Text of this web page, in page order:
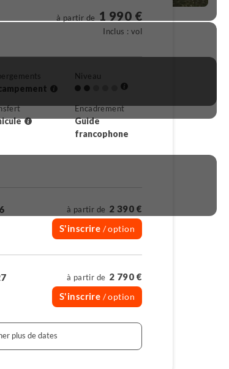
à partir de 1 990 €
Inclus : vol
Niveau
Encadrement
Guide
francophone
à partir de 2 390 €
S'inscrire / option
à partir de 2 790 €
S'inscrire / option
plus de dates